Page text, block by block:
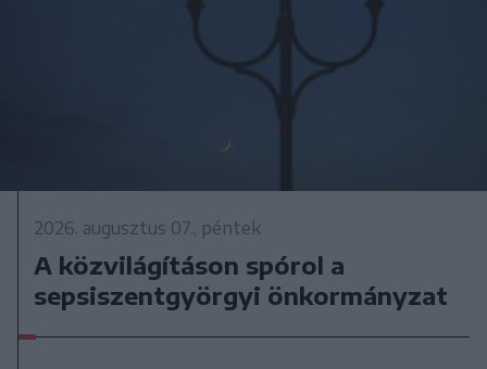
2026. augusztus 07., péntek
A közvilágításon spórol a
sepsiszentgyörgyi önkormányzat